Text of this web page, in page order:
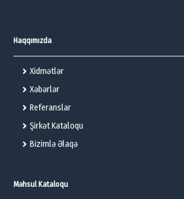
Haqqımızda
Xidmətlər
Xəbərlər
Referanslar
Şirkət Kataloqu
Bizimlə Əlaqə
Məhsul Kataloqu